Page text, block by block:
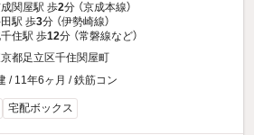
関屋駅 歩2分 （京成本線）
駅 歩3分 （伊勢崎線）
住駅 歩12分 （常磐線など）
都足立区千住関屋町
/ 11年6ヶ月 / 鉄筋コン
宅配ボックス